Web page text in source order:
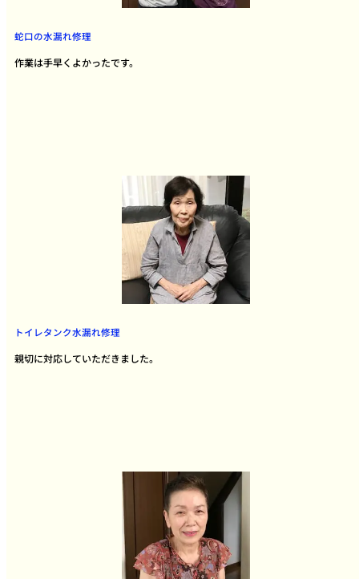
蛇口の水漏れ修理
作業は手早くよかったです。
トイレタンク水漏れ修理
親切に対応していただきました。